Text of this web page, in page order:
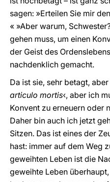
sagen: »Erteilen Sie mir
« »Aber warum,
gehen muss, um einen
der Geist des
nachdenklich gemacht.
Da ist sie, sehr betagt,
articulo mortis‹, aber ich
Konvent zu erneuern oder
Daher bin auch ich jetzt
Sitzen. Das ist eines der
hast: immer auf dem Weg
geweihten Leben ist die
geweihte Leben